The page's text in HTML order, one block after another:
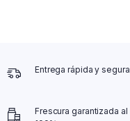
Entrega rápida y segura
Frescura garantizada al